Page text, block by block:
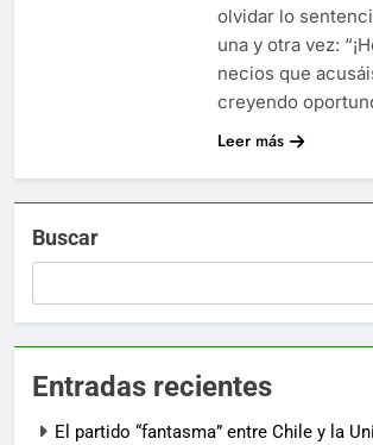
olvidar lo
una y otra vez:
necios que
creyendo
Leer más
Buscar
Entradas recientes
El partido “fantasma” entre Chile y la